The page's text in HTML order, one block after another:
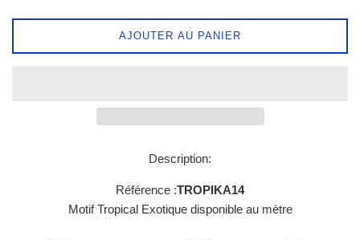
AJOUTER AU PANIER
Description:
Référence :TROPIKA14
Motif Tropical Exotique disponible au mètre